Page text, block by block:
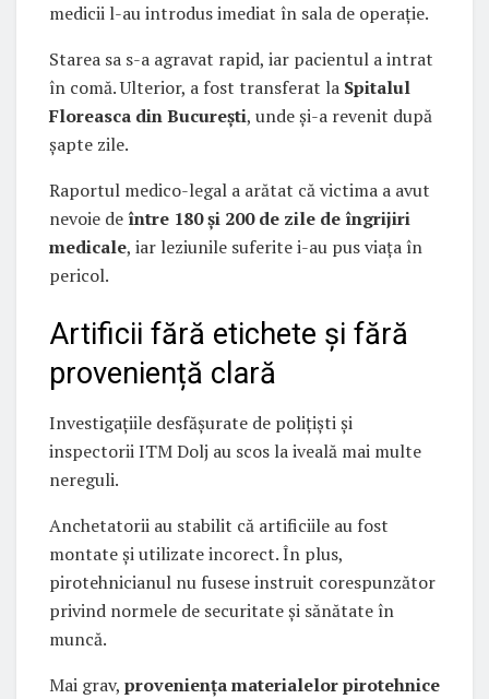
medicii l-au introdus imediat în sala de operație.
Starea sa s-a agravat rapid, iar pacientul a intrat
în comă. Ulterior, a fost transferat la Spitalul
Floreasca din București, unde și-a revenit după
șapte zile.
Raportul medico-legal a arătat că victima a avut
nevoie de între 180 și 200 de zile de îngrijiri
medicale, iar leziunile suferite i-au pus viața în
pericol.
Artificii fără etichete și fără
proveniență clară
Investigațiile desfășurate de polițiști și
inspectorii ITM Dolj au scos la iveală mai multe
nereguli.
Anchetatorii au stabilit că artificiile au fost
montate și utilizate incorect. În plus,
pirotehnicianul nu fusese instruit corespunzător
privind normele de securitate și sănătate în
muncă.
Mai grav, proveniența materialelor pirotehnice